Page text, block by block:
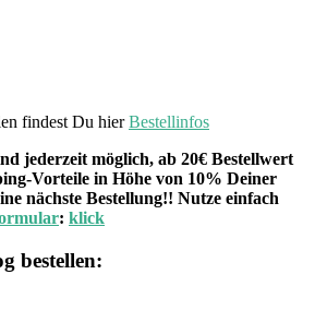
findest Du hierBestellinfos
jederzeit möglich, ab 20€ Bestellwert
Vorteile in Höhe von 10% Deiner
nächste Bestellung!! Nutze einfach
: klick
bestellen: